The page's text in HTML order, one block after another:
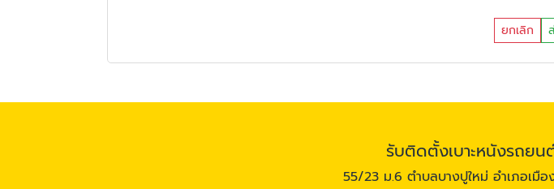
ยกเลิก
รับติดตั้งเบาะหนังรถยน
55/23 ม.6 ตำบลบางปูใหม่ อำเภอเมื